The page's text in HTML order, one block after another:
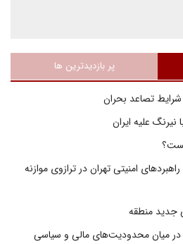
پر بازدیدترین ها
شرایط تصاعد بحران
نیرنگ علیه ایران
امنیتی تهران در ترازوی موازنه
جدید منطقه
در میان محدودیت‌های مالی و سیاسی